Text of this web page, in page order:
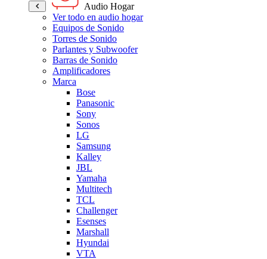
Audio Hogar
Ver todo en audio hogar
Equipos de Sonido
Torres de Sonido
Parlantes y Subwoofer
Barras de Sonido
Amplificadores
Marca
Bose
Panasonic
Sony
Sonos
LG
Samsung
Kalley
JBL
Yamaha
Multitech
TCL
Challenger
Esenses
Marshall
Hyundai
VTA